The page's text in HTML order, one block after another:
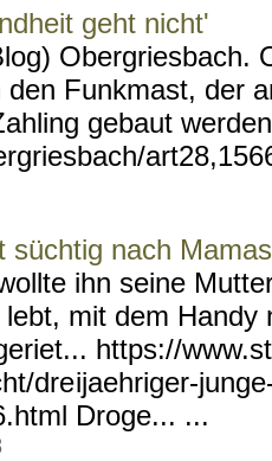
geht nicht'
Obergriesbach.
Funkmast, der
gebaut
süchtig nach
ihn seine
mit dem Handy
https://
dreijaehriger-
Droge... ...